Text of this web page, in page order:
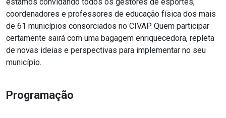
coordenadores e professores de educação física dos mais
de 61 municípios consorciados no CIVAP. Quem participar
certamente sairá com uma bagagem enriquecedora, repleta
de novas ideias e perspectivas para implementar no seu
município.
Programação